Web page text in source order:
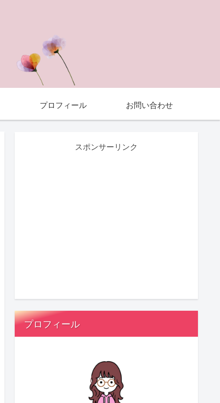
プロフィール お問い合わせ
スポンサーリンク
プロフィール